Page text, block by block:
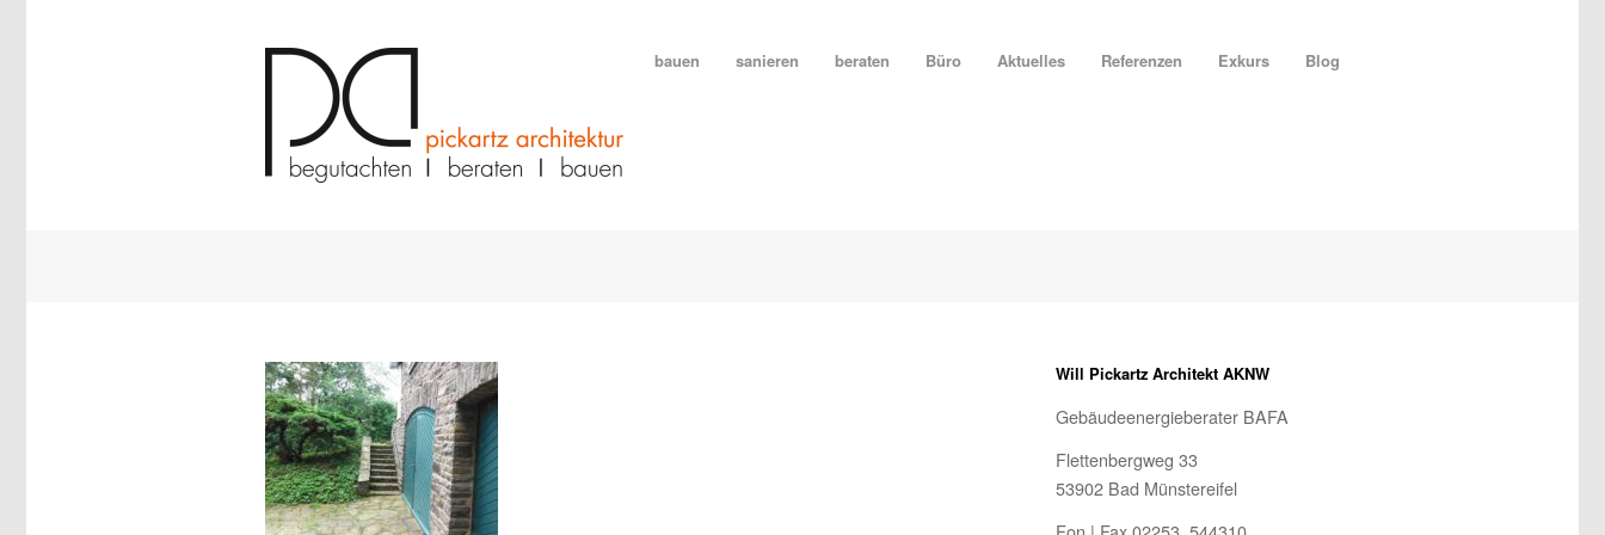
bauen sanieren beraten Büro Aktuelles Referenzen Exkurs Blog
Will Pickartz Architekt AKNW
Gebäudeenergieberater BAFA
Flettenbergweg 33
53902 Bad Münstereifel